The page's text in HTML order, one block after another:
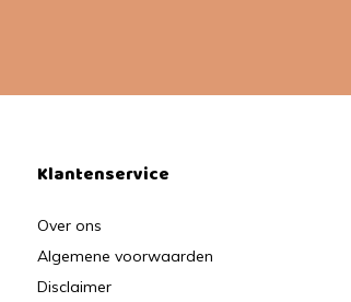
Klantenservice
Over ons
Algemene voorwaarden
Disclaimer